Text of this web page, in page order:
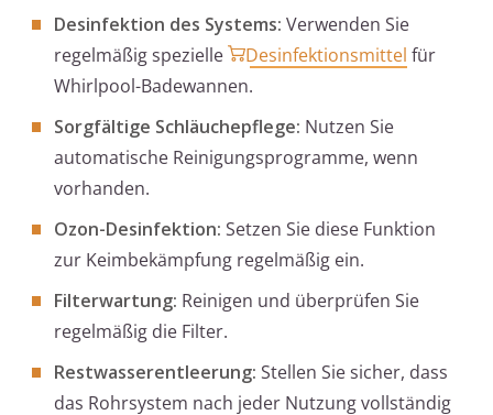
Desinfektion des Systems: Verwenden Sie
regelmäßig spezielle
Desinfektionsmittel für
Whirlpool-Badewannen.
Sorgfältige Schläuchepflege: Nutzen Sie
automatische Reinigungsprogramme, wenn
vorhanden.
Ozon-Desinfektion: Setzen Sie diese Funktion
zur Keimbekämpfung regelmäßig ein.
Filterwartung: Reinigen und überprüfen Sie
regelmäßig die Filter.
Restwasserentleerung: Stellen Sie sicher, dass
das Rohrsystem nach jeder Nutzung vollständig